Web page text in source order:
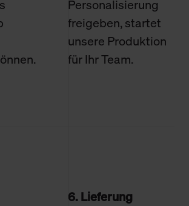
Personalisierung
freigeben, startet
unsere Produktion
für Ihr Team.
6. Lieferung